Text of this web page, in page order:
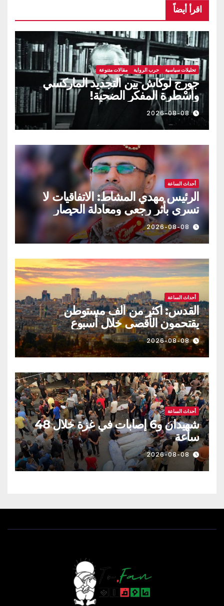
اقرأ أيضاً
تحليلات سياسية حرب الرواية مقالات متنوعة
جورج لوكاش بين التجديد الماركسي
وأسْطرة المفكر الضحية!
2026-08-08
أحداث الساعة
الرئيس مهدي المشاط: الاتفاقيات لا
تسري بأثر رجعي ومعادلة الحصار
بالحصار مستمرة حتى تحقق أهدافها
2026-08-08
أحداث الساعة
القدس: أكثر من ألف مستوطن
يقتحمون الأقصى خلال أسبوع
2026-08-08
أحداث الساعة
شهيدان و6 إصابات في غزة خلال 48
ساعة
2026-08-08